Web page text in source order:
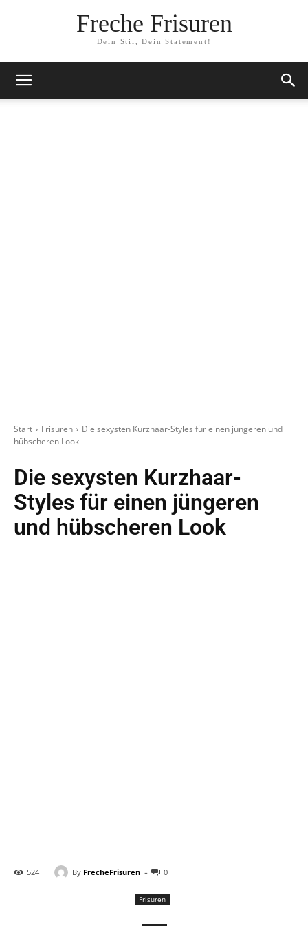
Freche Frisuren
Dein Stil, Dein Statement!
Start Frisuren
Die sexysten Kurzhaar-Styles für einen jüngeren und
hübscheren Look
Die sexysten Kurzhaar-
Styles für einen jüngeren
und hübscheren Look
524 By FrecheFrisuren - 0
Frisuren